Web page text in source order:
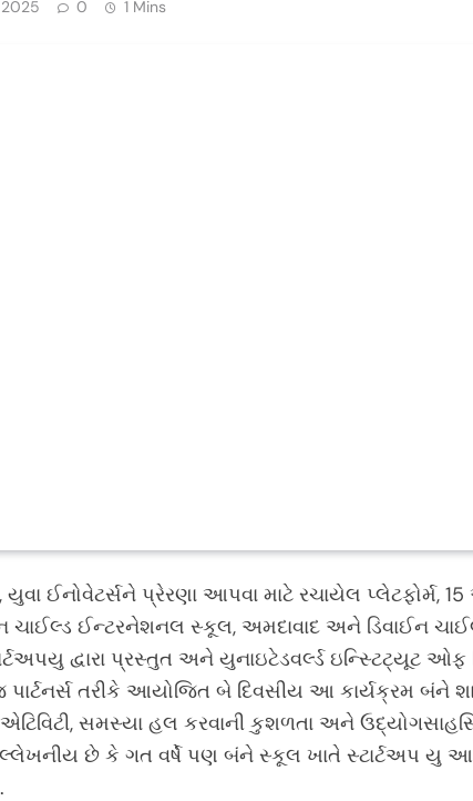
0 1 Mins
ઈનોવેટર્સને પ્રેરણા આપવા માટે રચાયેલ પ્લેટફોર્મ,
ચાઈલ્ડ ઈન્ટરનેશનલ સ્કૂલ, અમદાવાદ અને ડિવાઈન
દ્વારા પ્રસ્તુત અને યુનાઇટેડવર્લ્ડ ઇન્સ્ટિટ્યૂટ ઓફ
પાર્ટનર્સ તરીકે આયોજિત બે દિવસીય આ કાર્યક્રમ બંને
સમસ્યા હલ કરવાની કુશળતા અને
ઉલ્લેખનીય છે કે ગત વર્ષે પણ બંને સ્કૂલ ખાતે સ્ટાર્ટઅપ યુ